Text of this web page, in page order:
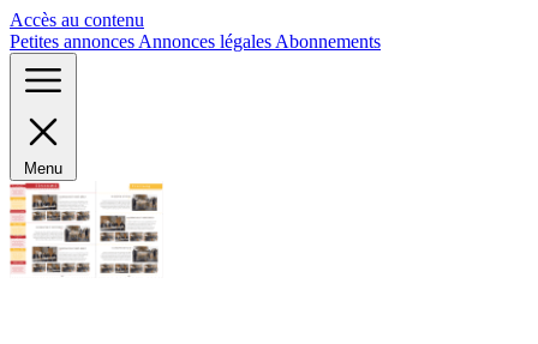
Accès au contenu
Petites annonces Annonces légales Abonnements
Menu
Panneau de gestion des cookies